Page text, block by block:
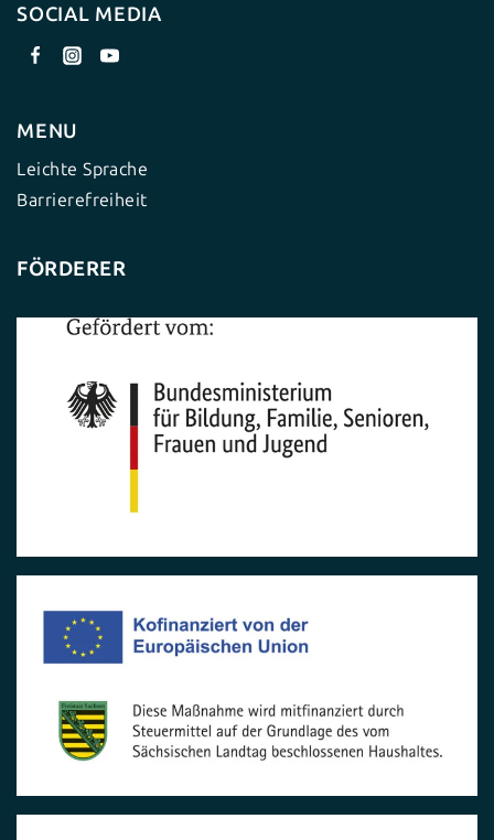
SOCIAL MEDIA
MENU
Leichte Sprache
Barrierefreiheit
FÖRDERER